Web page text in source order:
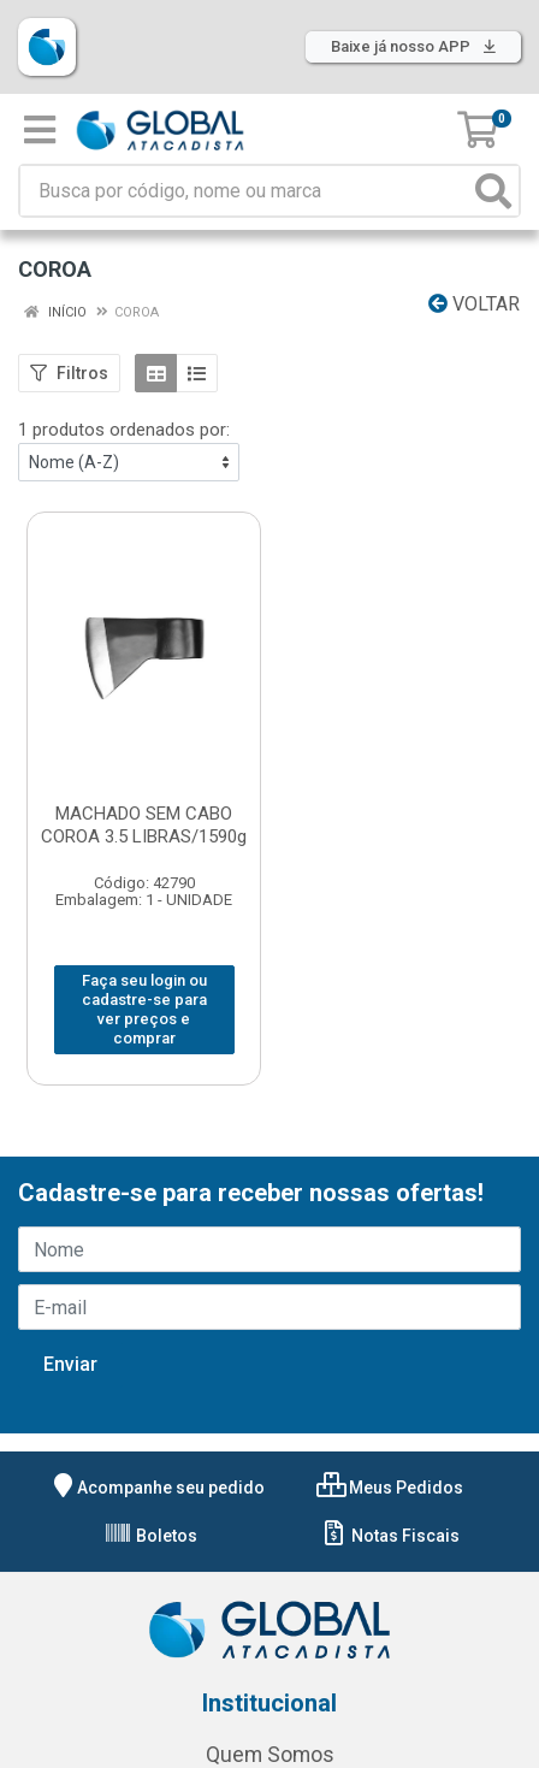
Baixe já nosso APP
0
COROA
VOLTAR
INÍCIO COROA
Filtros
1 produtos ordenados por:
MACHADO SEM CABO
COROA 3.5 LIBRAS/1590g
Código: 42790
Embalagem: 1 - UNIDADE
Faça seu login ou
cadastre-se para
ver preços e
comprar
Cadastre-se para receber nossas ofertas!
Acompanhe seu pedido Meus Pedidos
Boletos Notas Fiscais
Institucional
Quem Somos